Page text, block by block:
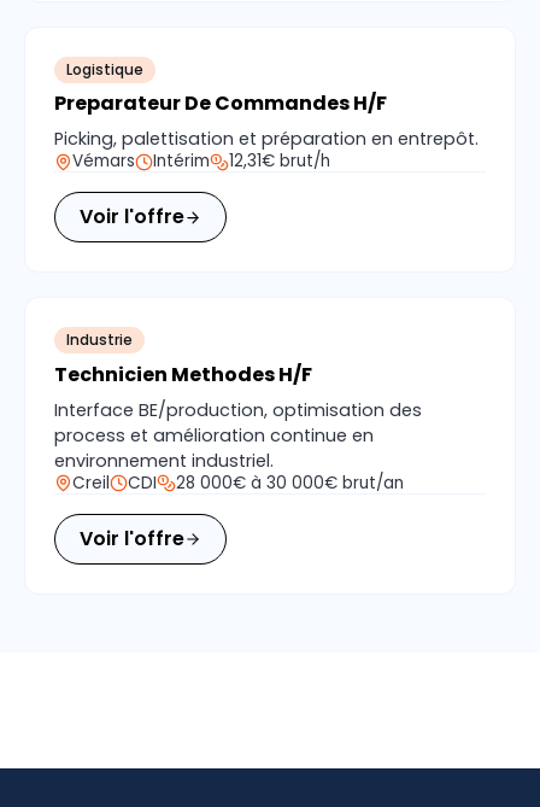
Logistique
Preparateur De Commandes H/F
Picking, palettisation et préparation en entrepôt.
Vémars Intérim 12,31€ brut/h
Voir l'offre
Industrie
Technicien Methodes H/F
Interface BE/production, optimisation des
process et amélioration continue en
environnement industriel.
Creil CDI 28 000€ à 30 000€ brut/an
Voir l'offre